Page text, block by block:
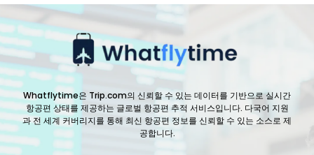
Whatflytime은 Trip.com의 신뢰할 수 있는 데이터를 기반으로 실시간
항공편 상태를 제공하는 글로벌 항공편 추적 서비스입니다. 다국어 지원
과 전 세계 커버리지를 통해 최신 항공편 정보를 신뢰할 수 있는 소스로 제
공합니다.